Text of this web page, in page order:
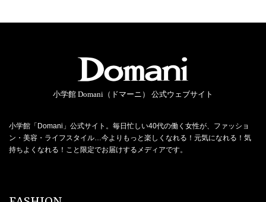
小学館 Domani（ドマーニ） 公式ウェブサイト
小学館「Domani」公式サイト。毎日忙しい40代の働く女性が、ファッショ
ン・美容・ライフスタイル…今よりもっと楽しくなれる！元気になれる！気
持ちよくなれる！こと限定でお届けするメディアです。